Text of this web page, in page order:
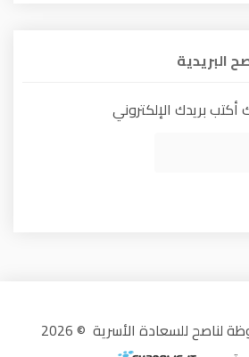
البريدية
بريدك الإلكتروني